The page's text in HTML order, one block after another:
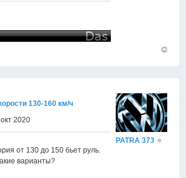
130-160 км/ч
2020
от 130 до 150 бьет руль.
варианты?
PATRA 373